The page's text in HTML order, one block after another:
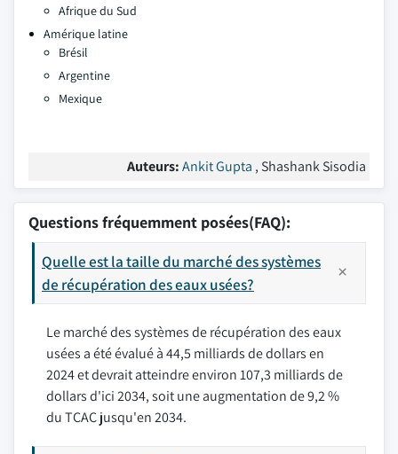
Afrique du Sud
Amérique latine
Brésil
Argentine
Mexique
Auteurs:Ankit Gupta , Shashank Sisodia
Questions fréquemment posées(FAQ):
Quelle est la taille du marché des systèmes
de récupération des eaux usées?
Le marché des systèmes de récupération des eaux
usées a été évalué à 44,5 milliards de dollars en
2024 et devrait atteindre environ 107,3 milliards de
dollars d'ici 2034, soit une augmentation de 9,2 %
du TCAC jusqu'en 2034.